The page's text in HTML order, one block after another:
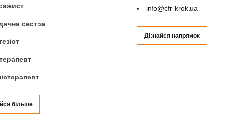
сестра
більше
info@cfr-krok.ua
Дізнайся напрямок